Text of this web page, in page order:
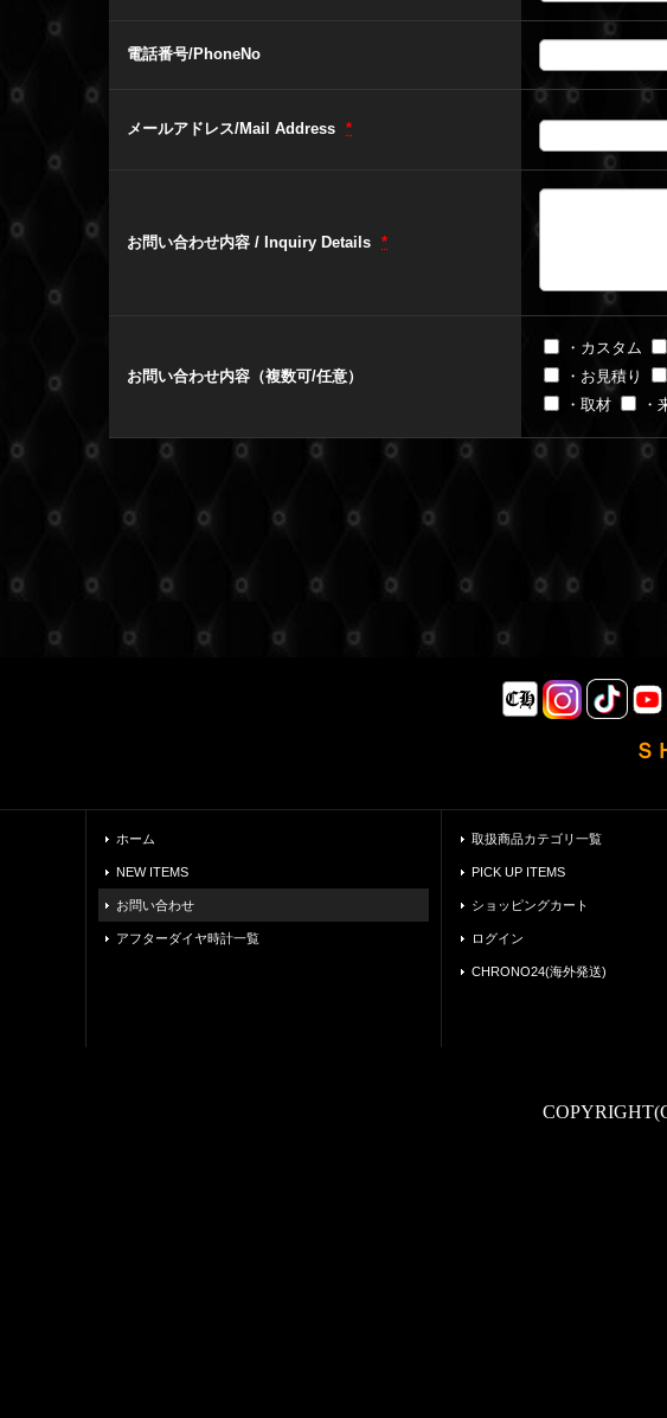
電話番号/PhoneNo
メールアドレス/Mail Address *
お問い合わせ内容 / Inquiry Details *
お問い合わせ内容（複数可/任意）
・カスタム
・お見積り
・取材
・
Ｓ
ホーム
NEW ITEMS
お問い合わせ
アフターダイヤ時計一覧
取扱商品カテゴリ一覧
PICK UP ITEMS
ショッピングカート
ログイン
CHRONO24(海外発送)